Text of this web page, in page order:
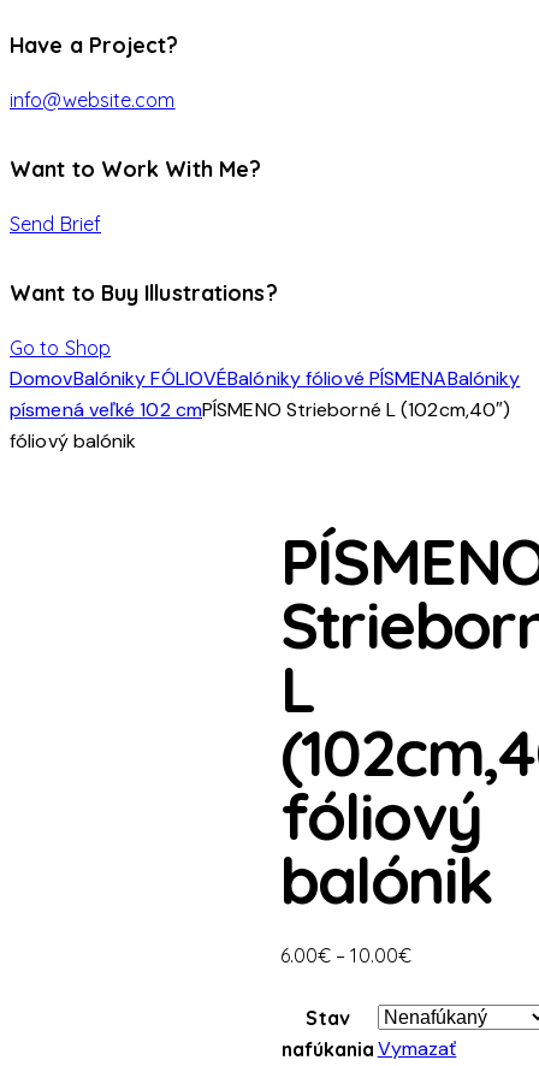
Have a Project?
info@website.com
Want to Work With Me?
Send Brief
Want to Buy Illustrations?
Go to Shop
DomovBalóniky FÓLIOVÉBalóniky fóliové PÍSMENABalóniky
písmená veľké 102 cmPÍSMENO Strieborné L (102cm,40″)
fóliový balónik
L
fóliový
balónik
6.00€ – 10.00€Price
6.00€
through
Stav
nafúkania Vymazať